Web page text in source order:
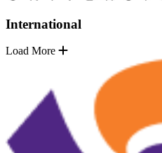
International
Load More